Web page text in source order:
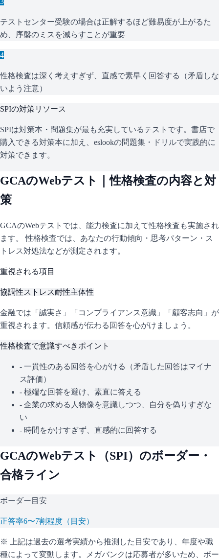
テストセンター受験の場合は正解するほど難易度が上がるた
め、序盤のミスを減らすことが重要
4
性格検査は深く考えすぎず、直感で素早く回答する（矛盾しな
いよう注意）
SPIの対策リソース
SPIは対策本・問題集が最も充実しているテストです。書店で
購入できる対策本に加え、eslookの問題集・ドリルで実践的に
対策できます。
GCAのWebテスト｜性格検査の内容と対
策
GCAのWebテストでは、能力検査に加えて性格検査も実施され
ます。 性格検査では、あなたの行動傾向・思考パターン・ス
トレス対処法などが測定されます。
重視される項目
協調性ストレス耐性主体性
金融では「誠実さ」「コンプライアンス意識」「顧客志向」が
重視されます。信頼感が伝わる回答を心がけましょう。
性格検査で意識すべきポイント
- 一貫性のある回答を心がける（矛盾した回答はマイナ
ス評価）
- 極端な回答を避け、素直に答える
- 企業の求める人物像を意識しつつ、自分を偽りすぎな
い
- 時間をかけすぎず、直感的に回答する
GCAのWebテスト（SPI）のボーダー・
合格ライン
ボーダー目安
正答率6〜7割程度（目安）
※ 上記は過去の選考実績から推測した目安であり、年度や職
種によって変動します。
メガバンクは応募者が多いため、ボー